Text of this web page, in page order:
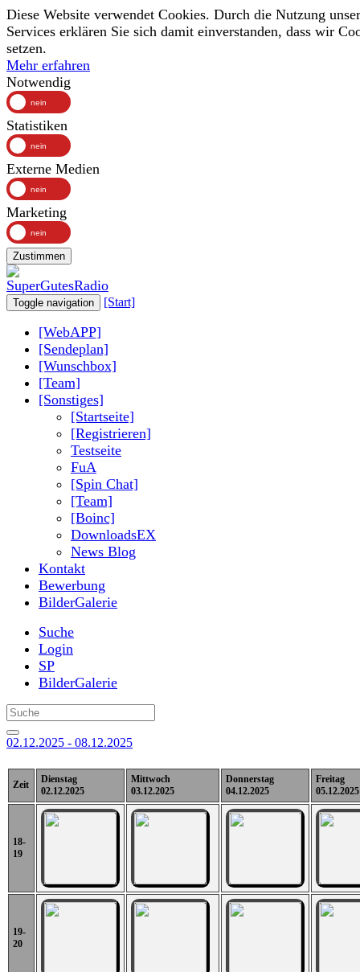
Diese Website verwendet Cookies. Durch die Nutzung
Services erklären Sie sich damit einverstanden, dass wir
setzen.
Mehr erfahren
Notwendig
Statistiken
Externe Medien
Marketing
Zustimmen
Toggle navigation [Start]
[WebAPP]
[Sendeplan]
[Wunschbox]
[Team]
[Sonstiges]
[Startseite]
[Registrieren]
Testseite
FuA
[Spin Chat]
[Team]
[Boinc]
DownloadsEX
News Blog
Kontakt
Bewerbung
BilderGalerie
Suche
Login
SP
BilderGalerie
02.12.2025 - 08.12.2025
Zeit
Dienstag
02.12.2025
Mittwoch
03.12.2025
Donnerstag
04.12.2025
Freitag
05.12.2025
18-
19
19-
20